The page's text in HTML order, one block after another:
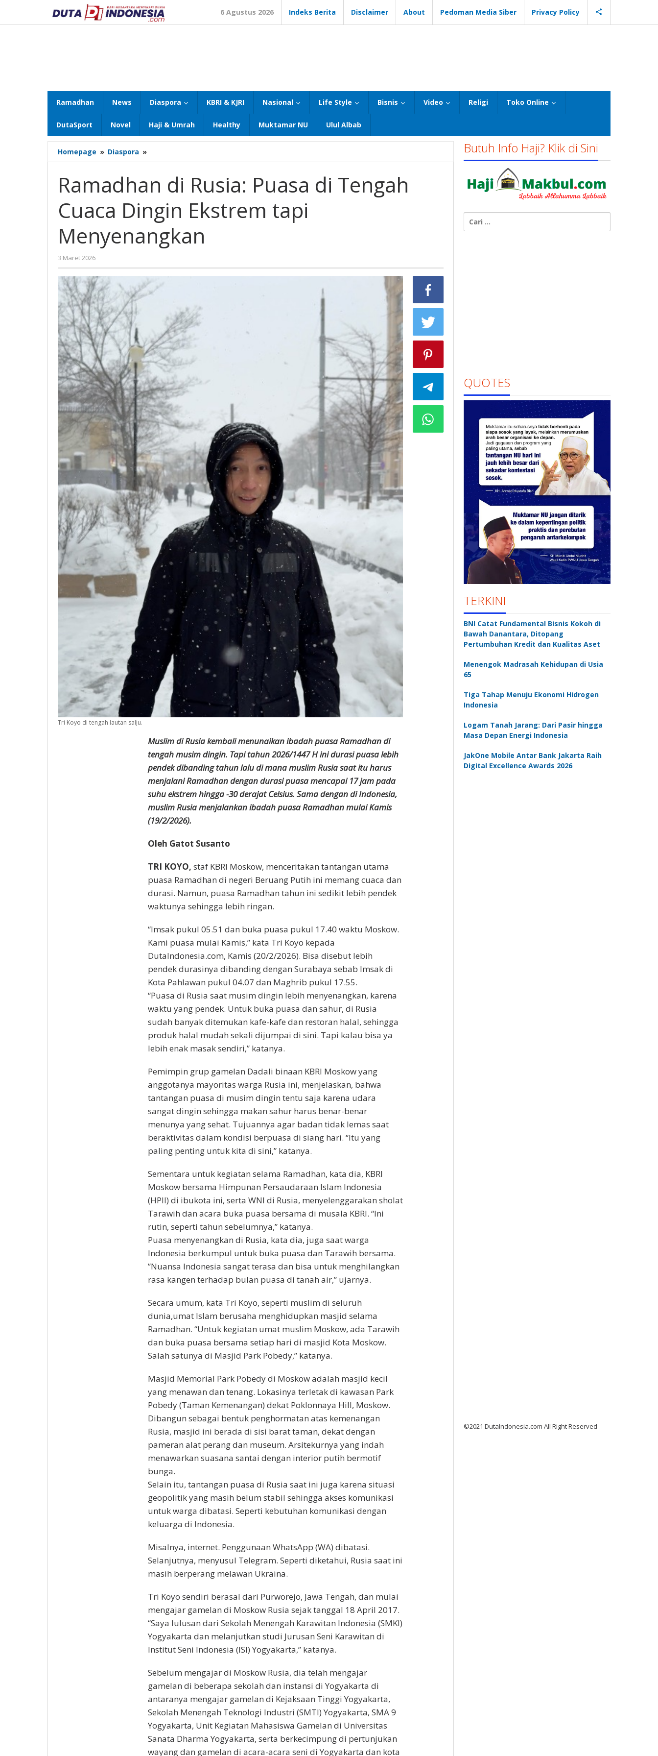
konten
6 Agustus 2026 Indeks Berita Disclaimer About Pedoman Media Siber Privacy Policy
Ramadhan News Diaspora KBRI & KJRI Nasional Life Style Bisnis Video Religi Toko Online
DutaSport Novel Haji & Umrah Healthy Muktamar NU Ulul Albab
Homepage » Diaspora »
di
Puasa
di
Tengah
Cuaca
Dingin
Ekstrem
tapi
Ramadhan di Rusia: Puasa di Tengah
Cuaca Dingin Ekstrem tapi
Menyenangkan
3 Maret 2026
Gatot
Susanto
Tri Koyo di tengah lautan salju.
Muslim di Rusia kembali menunaikan ibadah puasa Ramadhan di
tengah musim dingin. Tapi tahun 2026/1447 H ini durasi puasa lebih
pendek dibanding tahun lalu di mana muslim Rusia saat itu harus
menjalani Ramadhan dengan durasi puasa mencapai 17 jam pada
suhu ekstrem hingga -30 derajat Celsius. Sama dengan di Indonesia,
muslim Rusia menjalankan ibadah puasa Ramadhan mulai Kamis
(19/2/2026).
Oleh Gatot Susanto
TRI KOYO, staf KBRI Moskow, menceritakan tantangan utama
puasa Ramadhan di negeri Beruang Putih ini memang cuaca dan
durasi. Namun, puasa Ramadhan tahun ini sedikit lebih pendek
waktunya sehingga lebih ringan.
“Imsak pukul 05.51 dan buka puasa pukul 17.40 waktu Moskow.
Kami puasa mulai Kamis,” kata Tri Koyo kepada
DutaIndonesia.com, Kamis (20/2/2026). Bisa disebut lebih
pendek durasinya dibanding dengan Surabaya sebab Imsak di
Kota Pahlawan pukul 04.07 dan Maghrib pukul 17.55.
“Puasa di Rusia saat musim dingin lebih menyenangkan, karena
waktu yang pendek. Untuk buka puasa dan sahur, di Rusia
sudah banyak ditemukan kafe-kafe dan restoran halal, sehingga
produk halal mudah sekali dijumpai di sini. Tapi kalau bisa ya
lebih enak masak sendiri,” katanya.
Pemimpin grup gamelan Dadali binaan KBRI Moskow yang
anggotanya mayoritas warga Rusia ini, menjelaskan, bahwa
tantangan puasa di musim dingin tentu saja karena udara
sangat dingin sehingga makan sahur harus benar-benar
menunya yang sehat. Tujuannya agar badan tidak lemas saat
beraktivitas dalam kondisi berpuasa di siang hari. “Itu yang
paling penting untuk kita di sini,” katanya.
Sementara untuk kegiatan selama Ramadhan, kata dia, KBRI
Moskow bersama Himpunan Persaudaraan Islam Indonesia
(HPII) di ibukota ini, serta WNI di Rusia, menyelenggarakan sholat
Tarawih dan acara buka puasa bersama di musala KBRI. “Ini
rutin, seperti tahun sebelumnya,” katanya.
Puasa menyenangkan di Rusia, kata dia, juga saat warga
Indonesia berkumpul untuk buka puasa dan Tarawih bersama.
”Nuansa Indonesia sangat terasa dan bisa untuk menghilangkan
rasa kangen terhadap bulan puasa di tanah air,” ujarnya.
Secara umum, kata Tri Koyo, seperti muslim di seluruh
dunia,umat Islam berusaha menghidupkan masjid selama
Ramadhan. “Untuk kegiatan umat muslim Moskow, ada Tarawih
dan buka puasa bersama setiap hari di masjid Kota Moskow.
Salah satunya di Masjid Park Pobedy,” katanya.
Masjid Memorial Park Pobedy di Moskow adalah masjid kecil
yang menawan dan tenang. Lokasinya terletak di kawasan Park
Pobedy (Taman Kemenangan) dekat Poklonnaya Hill, Moskow.
Dibangun sebagai bentuk penghormatan atas kemenangan
Rusia, masjid ini berada di sisi barat taman, dekat dengan
pameran alat perang dan museum. Arsitekurnya yang indah
menawarkan suasana santai dengan interior putih bermotif
bunga.
Selain itu, tantangan puasa di Rusia saat ini juga karena situasi
geopolitik yang masih belum stabil sehingga akses komunikasi
untuk warga dibatasi. Seperti kebutuhan komunikasi dengan
keluarga di Indonesia.
Misalnya, internet. Penggunaan WhatsApp (WA) dibatasi.
Selanjutnya, menyusul Telegram. Seperti diketahui, Rusia saat ini
masih berperang melawan Ukraina.
Tri Koyo sendiri berasal dari Purworejo, Jawa Tengah, dan mulai
mengajar gamelan di Moskow Rusia sejak tanggal 18 April 2017.
“Saya lulusan dari Sekolah Menengah Karawitan Indonesia (SMKI)
Yogyakarta dan melanjutkan studi Jurusan Seni Karawitan di
Institut Seni Indonesia (ISI) Yogyakarta,” katanya.
Sebelum mengajar di Moskow Rusia, dia telah mengajar
gamelan di beberapa sekolah dan instansi di Yogyakarta di
antaranya mengajar gamelan di Kejaksaan Tinggi Yogyakarta,
Sekolah Menengah Teknologi Industri (SMTI) Yogyakarta, SMA 9
Yogyakarta, Unit Kegiatan Mahasiswa Gamelan di Universitas
Sanata Dharma Yogyakarta, serta berkecimpung di pertunjukan
wayang dan gamelan di acara-acara seni di Yogyakarta dan kota
Butuh Info Haji? Klik di Sini
untuk:
QUOTES
TERKINI
BNI Catat Fundamental Bisnis Kokoh di
Bawah Danantara, Ditopang
Pertumbuhan Kredit dan Kualitas Aset
Menengok Madrasah Kehidupan di Usia
65
Tiga Tahap Menuju Ekonomi Hidrogen
Indonesia
Logam Tanah Jarang: Dari Pasir hingga
Masa Depan Energi Indonesia
JakOne Mobile Antar Bank Jakarta Raih
Digital Excellence Awards 2026
©2021 DutaIndonesia.com All Right Reserved